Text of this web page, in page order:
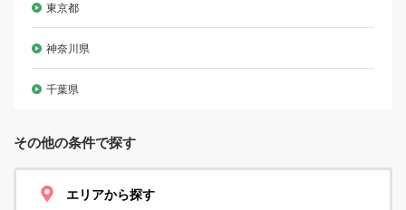
東京都
神奈川県
千葉県
その他の条件で探す
エリアから探す